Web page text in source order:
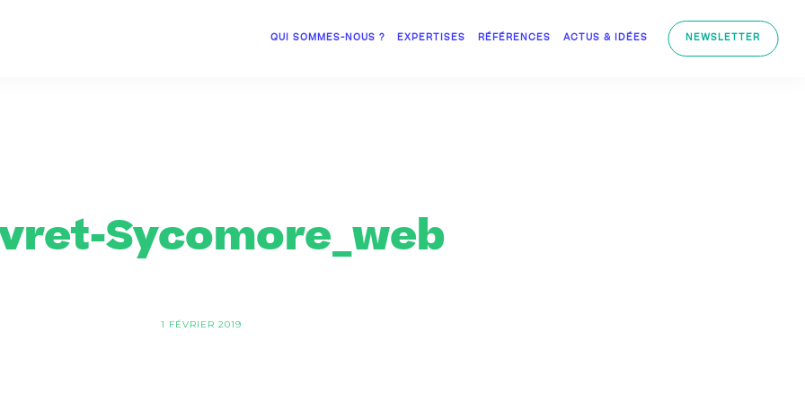
QUI SOMMES-NOUS ? EXPERTISES RÉFÉRENCES ACTUS & IDÉES NEWSLETTER
Sycomore_web
1 FÉVRIER 2019